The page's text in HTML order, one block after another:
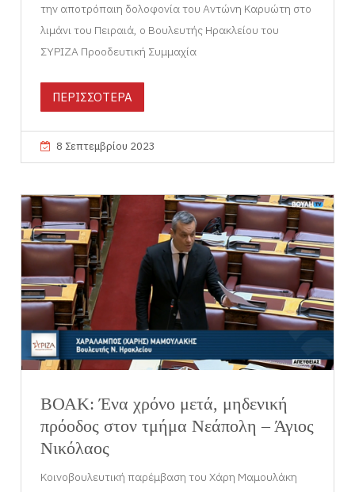
την αποτρόπαιη δολοφονία του Αντώνη Καρυώτη στο
λιμάνι του Πειραιά, ο Βουλευτής Ηρακλείου του
ΣΥΡΙΖΑ Προοδευτική Συμμαχία
ΠΕΡΙΣΣΟΤΕΡΑ
8 Σεπτεμβρίου 2023
ΒΟΑΚ: Ένα χρόνο μετά, μηδενική
πρόοδος στον τμήμα Νεάπολη – Άγιος
Νικόλαος
Κοινοβουλευτική παρέμβαση του Χάρη Μαμουλάκη